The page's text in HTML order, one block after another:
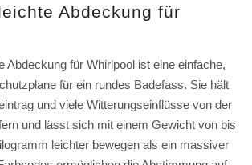
Abdeckung für
Abdeckung für Whirlpool ist eine einfache,
für ein rundes Badefass. Sie hält
und viele Witterungseinflüsse von der
und lässt sich mit einem Gewicht von bis
leichter bewegen als ein massiver